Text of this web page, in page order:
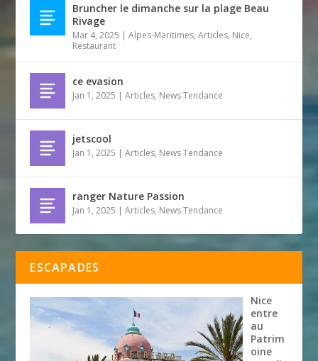
Bruncher le dimanche sur la plage Beau
Rivage
Mar 4, 2025 |Alpes-Maritimes,Articles, Nice,
Restaurant
ce evasion
Jan 1, 2025 |Articles, News Tendance
jetscool
Jan 1, 2025 |Articles, News Tendance
ranger Nature Passion
Jan 1, 2025 |Articles, News Tendance
ESCAPADES
Nice
entre
au
Patrim
oine